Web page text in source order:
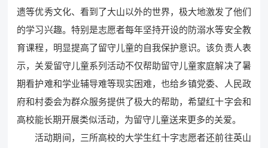
遗等优秀文化、看到了大山以外的世界，极大地激发了他们
的学习兴趣。特别是志愿者每年坚持开设的防溺水等安全教
育课程，明显提高了留守儿童的自我保护意识。该负责人表
示，关爱留守儿童系列活动不仅帮助留守儿童家庭解决了暑
期看护难和学业辅导难等现实困难，也给乡镇党委、人民政
府和村委会为群众服务提供了极大的帮助，希望红十字会和
高校能长期开展类似活动，为留守儿童送来更多的关爱。
活动期间，三所高校的大学生红十字志愿者还前往英山